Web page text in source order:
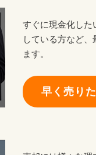
すぐに現金化した
している方など、
ます。
早く売り